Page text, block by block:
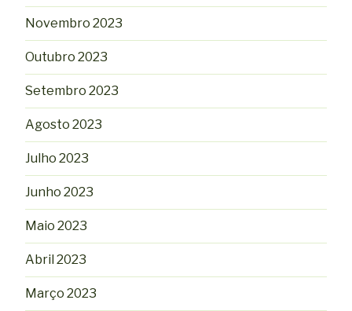
Novembro 2023
Outubro 2023
Setembro 2023
Agosto 2023
Julho 2023
Junho 2023
Maio 2023
Abril 2023
Março 2023